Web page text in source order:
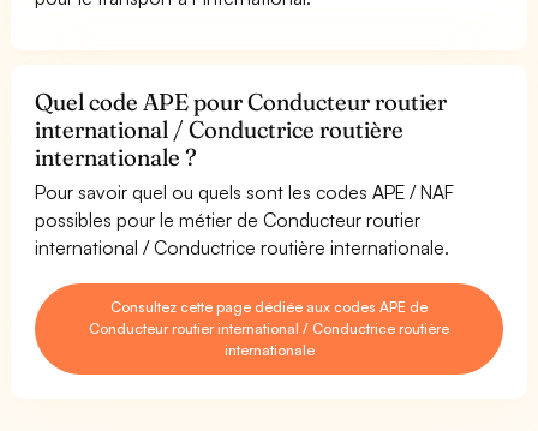
Quel code APE pour Conducteur routier
international / Conductrice routière
internationale ?
Pour savoir quel ou quels sont les codes APE / NAF
possibles pour le métier de Conducteur routier
international / Conductrice routière internationale.
Consultez cette page dédiée aux codes APE de
Conducteur routier international / Conductrice routière
internationale